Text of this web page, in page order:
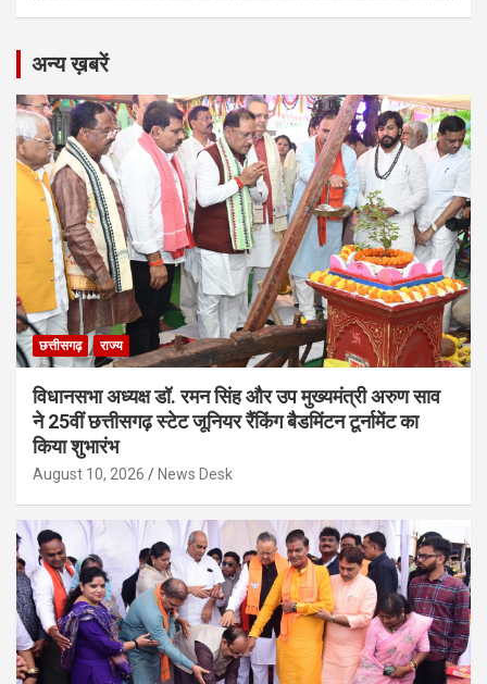
अन्य ख़बरें
छत्तीसगढ़ राज्य
विधानसभा अध्यक्ष डॉ. रमन सिंह और उप मुख्यमंत्री अरुण साव
ने 25वीं छत्तीसगढ़ स्टेट जूनियर रैंकिंग बैडमिंटन टूर्नामेंट का
किया शुभारंभ
August 10, 2026 News Desk